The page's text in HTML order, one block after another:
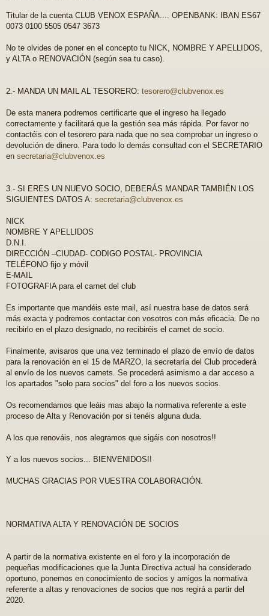
Titular de la cuenta CLUB VENOX ESPAÑA.... OPENBANK: IBAN ES67
0073 0100 5505 0547 3673
No te olvides de poner en el concepto tu NICK, NOMBRE Y APELLIDOS,
y ALTA o RENOVACIÓN (según sea tu caso).
2.- MANDA UN MAIL AL TESORERO: tesorero@clubvenox.es
De esta manera podremos certificarte que el ingreso ha llegado
correctamente y facilitará que la gestión sea más rápida. Por favor no
contactéis con el tesorero para nada que no sea comprobar un ingreso o
devolución de dinero. Para todo lo demás consultad con el SECRETARIO
en secretaria@clubvenox.es
3.- SI ERES UN NUEVO SOCIO, DEBERÁS MANDAR TAMBIÉN LOS
SIGUIENTES DATOS A: secretaria@clubvenox.es
NICK
NOMBRE Y APELLIDOS
D.N.I.
DIRECCIÓN –CIUDAD- CODIGO POSTAL- PROVINCIA
TELÉFONO fijo y móvil
E-MAIL
FOTOGRAFIA para el carnet del club
Es importante que mandéis este mail, así nuestra base de datos será
más exacta y podremos contactar con vosotros con más eficacia. De no
recibirlo en el plazo designado, no recibiréis el carnet de socio.
Finalmente, avisaros que una vez terminado el plazo de envío de datos
para la renovación en el 15 de MARZO, la secretaría del Club procederá
al envío de los nuevos carnets. Se procederá asimismo a dar acceso a
los apartados "solo para socios" del foro a los nuevos socios.
Os recomendamos que leáis mas abajo la normativa referente a este
proceso de Alta y Renovación por si tenéis alguna duda.
A los que renováis, nos alegramos que sigáis con nosotros!!
Y a los nuevos socios... BIENVENIDOS!!
MUCHAS GRACIAS POR VUESTRA COLABORACIÓN.
NORMATIVA ALTA Y RENOVACIÓN DE SOCIOS
A partir de la normativa existente en el foro y la incorporación de
pequeñas modificaciones que la Junta Directiva actual ha considerado
oportuno, ponemos en conocimiento de socios y amigos la normativa
referente a altas y renovaciones de socios que nos regirá a partir del
2020.